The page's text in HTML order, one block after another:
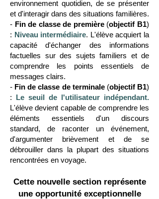
environnement quotidien, de se présenter
et d'interagir dans des situations familières.
- Fin de classe de première(objectif B1)
: Niveau intermédiaire. L'élève acquiert la
capacité d'échanger des informations
factuelles sur des sujets familiers et de
comprendre les points essentiels de
messages clairs.
- Fin de classe de terminale(objectif B1)
: Le seuil de l'utilisateur indépendant.
L'élève devient capable de comprendre les
éléments essentiels d'un discours
standard, de raconter un événement,
d'argumenter brièvement et de se
débrouiller dans la plupart des situations
rencontrées en voyage.
Cette nouvelle section représente
une opportunité exceptionnelle